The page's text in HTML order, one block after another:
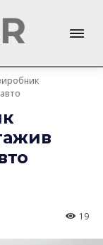
19